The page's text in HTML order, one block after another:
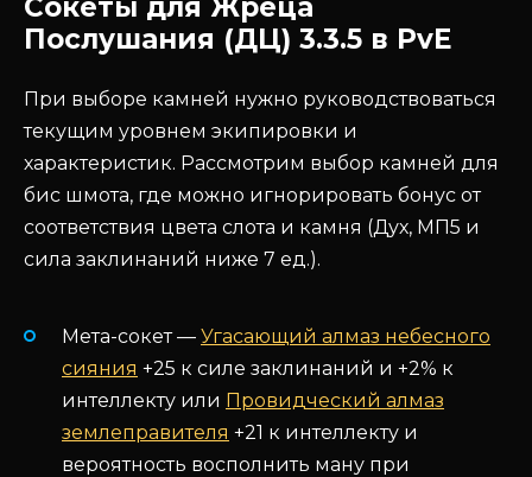
Послушания (ДЦ) 3.3.5 в PvE
При выборе камней нужно руководствоваться
текущим уровнем экипировки и
характеристик. Рассмотрим выбор камней для
бис шмота, где можно игнорировать бонус от
соответствия цвета слота и камня (Дух, МП5 и
сила заклинаний ниже 7 ед.).
Мета-сокет — Угасающий алмаз небесного
сияния +25 к силе заклинаний и +2% к
интеллекту или Провидческий алмаз
землеправителя +21 к интеллекту и
вероятность восполнить ману при